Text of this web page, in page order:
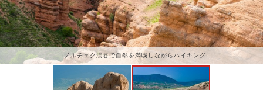
コノルチェク渓谷で自然を満喫しながらハイキング